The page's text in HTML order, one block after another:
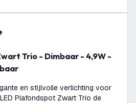
en stijlvolle verlichting voor
Plafondspot Zwart Trio de